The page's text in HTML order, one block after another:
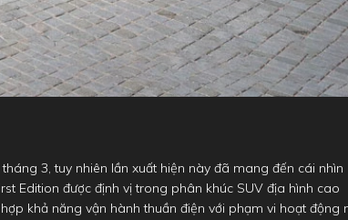
3, tuy nhiên lần xuất hiện này đã mang đến cái nhìn
Edition được định vị trong phân khúc SUV địa hình cao
khả năng vận hành thuần điện với phạm vi hoạt động